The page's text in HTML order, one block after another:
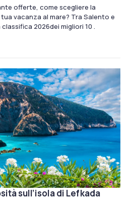
offerte, come scegliere la
vacanza al mare? Tra Salento e
2026dei migliori 10 .
sull’isola di Lefkada